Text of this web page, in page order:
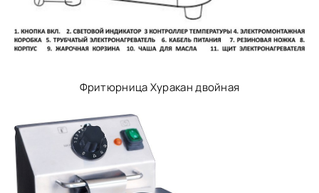
Фритюрница Хуракан двойная